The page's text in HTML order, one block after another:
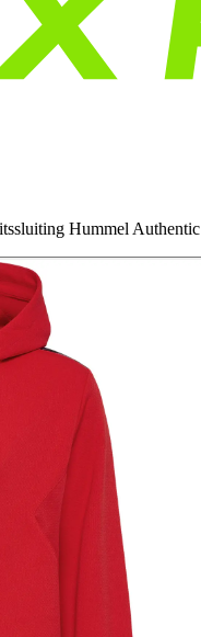
Hummel Authentic